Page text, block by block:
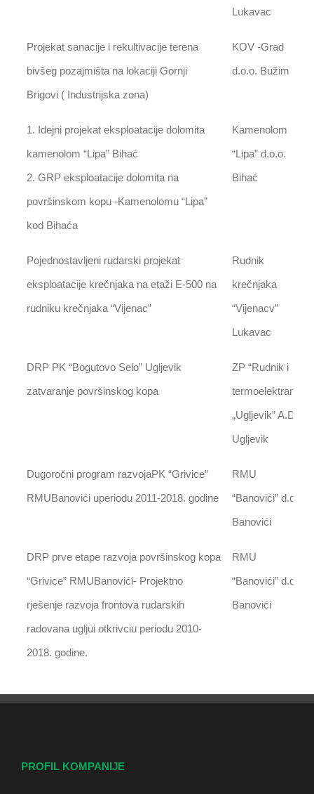
Lukavac
Projekat sanacije i rekultivacije terena
bivšeg pozajmišta na lokaciji Gornji
Brigovi ( Industrijska zona)
KOV -Grad
d.o.o. Bužim
1. Idejni projekat eksploatacije dolomita
kamenolom “Lipa” Bihać
2. GRP eksploatacije dolomita na
površinskom kopu -Kamenolomu “Lipa”
kod Bihaća
Kamenolom
“Lipa” d.o.o.
Bihać
Pojednostavljeni rudarski projekat
eksploatacije krečnjaka na etaži E-500 na
rudniku krečnjaka “Vijenac”
Rudnik
krečnjaka
“Vijenacv”
Lukavac
DRP PK “Bogutovo Selo” Ugljevik
zatvaranje površinskog kopa
ZP “Rudnik i
termoelektrana
„Ugljevik” A.D.
Ugljevik
Dugoročni program razvojaPK “Grivice”
RMUBanovići uperiodu 2011-2018. godine
RMU
“Banovići” d.d.
Banovići
DRP prve etape razvoja površinskog kopa
“Grivice” RMUBanovići- Projektno
rješenje razvoja frontova rudarskih
radovana ugljui otkrivciu periodu 2010-
2018. godine.
RMU
“Banovići” d.d.
Banovići
PROFIL KOMPANIJE